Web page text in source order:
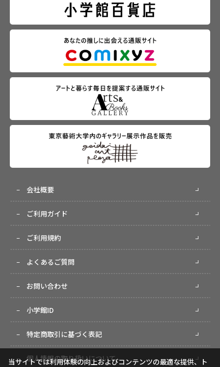
会社概要
ご利用ガイド
ご利用規約
よくあるご質問
お問い合わせ
小学館ID
特定商取引に基づく表記
個人情報の取り扱いについて
当サイトでは利用体験の向上およびコンテンツの最適な提供、ト